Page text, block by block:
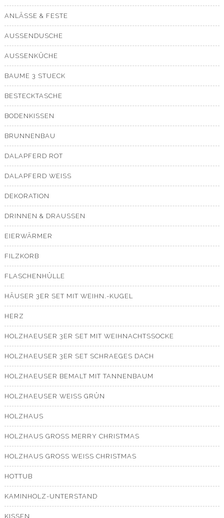
ANLÄSSE & FESTE
AUSSENDUSCHE
AUSSENKÜCHE
BAUME 3 STUECK
BESTECKTASCHE
BODENKISSEN
BRUNNENBAU
DALAPFERD ROT
DALAPFERD WEISS
DEKORATION
DRINNEN & DRAUSSEN
EIERWÄRMER
FILZKORB
FLASCHENHÜLLE
HÄUSER 3ER SET MIT WEIHN.-KUGEL
HERZ
HOLZHAEUSER 3ER SET MIT WEIHNACHTSSOCKE
HOLZHAEUSER 3ER SET SCHRAEGES DACH
HOLZHAEUSER BEMALT MIT TANNENBAUM
HOLZHAEUSER WEISS GRÜN
HOLZHAUS
HOLZHAUS GROSS MERRY CHRISTMAS
HOLZHAUS GROSS WEISS CHRISTMAS
HOTTUB
KAMINHOLZ-UNTERSTAND
KISSEN